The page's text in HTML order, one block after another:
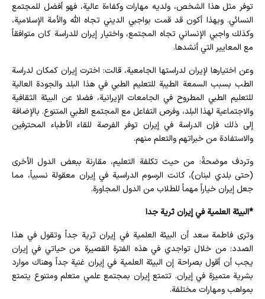
توفر مثل هذا الشخص، ولديه مهارات وكفاءة عالية، فهو أفضل للمجتمع
النسائي. وبهذا أكون قد قمت بواجبي الديني تجاه الله والأمة الإسلامية،
وكذلك واجبي الإنساني تجاه المجتمع، واختيار إيران للدراسة كان متوافقاً
مع المعايير التي أنشدها.
وعن اختيارها لإيران لدراستها الجامعية، قالت: اخترت إيران كمكان لدراسة
الطب بسبب السمعة الطيبة للتعليم الطبي في هذا البلد والجودة العالية
للتعليم الطبي المطروح في الجامعات الإيرانية، فضلا عن البيئة الثقافية
والاجتماعية لهذا البلد، وفرص التفاعل مع المجتمع الطبي المتنوع. بالإضافة
إلى ذلك فإن الدراسة في إيران توفر الفرصة للقاء الأطباء المحترفين
والاستفادة من خبراتهم والتعلم منهم.
وتردف موضحةً: من حيث تكلفة التعليم، مقارنة ببعض الدول الأخرى
(حتى بلدي لبنان)، كانت الرسوم الدراسية في إيران معقولة نسبياً، مما
جعل إيران خياراً مهماً للطلاب من الدول المجاورة.
*البيئة العلمية في إيران ثرية جدا
وترى فاطمة سعد أن البيئة العلمية في إيران ثرية جداً وتقول في هذا
الصدد: من خلال تواجدي في هذه الفترة القصيرة من حياتي في إيران
يجب أن أقول بصراحة إن البيئة العلمية في إيران غنية جداً وهناك موارد
بشرية متميزة في إيران. تتمتع إيران بمجتمع علمي متعلم ومتنوع يتمتع
بمواهب ومهارات مختلفة.